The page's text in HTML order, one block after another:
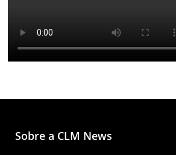
Sobre a CLM News